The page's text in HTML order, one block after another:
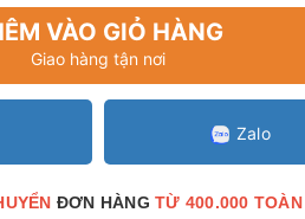
VÀO GIỎ HÀNG
Giao hàng tận nơi
Zalo
ĐƠN HÀNG TỪ 400.000 TOÀN